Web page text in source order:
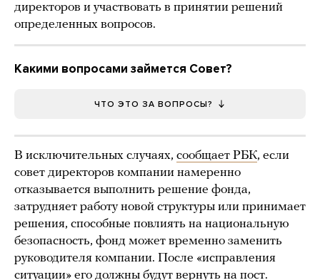
директоров и участвовать в принятии решений
определенных вопросов.
Какими вопросами займется Совет?
ЧТО ЭТО ЗА ВОПРОСЫ?
В исключительных случаях, сообщает РБК, если
совет директоров компании намеренно
отказывается выполнить решение фонда,
затрудняет работу новой структуры или принимает
решения, способные повлиять на национальную
безопасность, фонд может временно заменить
руководителя компании. После «исправления
ситуации» его должны будут вернуть на пост.